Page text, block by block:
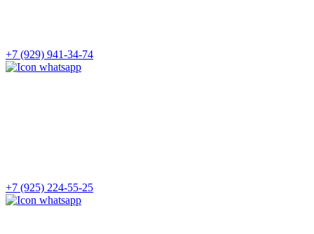
+7 (929) 941-34-74
+7 (925) 224-55-25